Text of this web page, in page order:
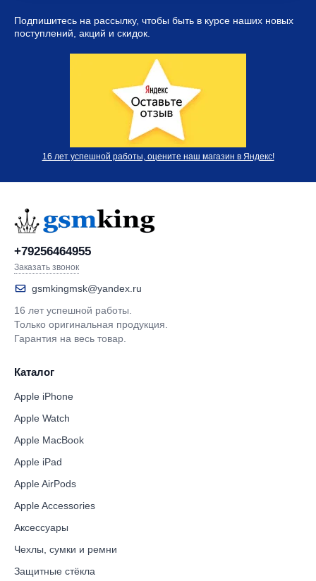
Подпишитесь на рассылку, чтобы быть в курсе наших новых
поступлений, акций и скидок.
16 лет успешной работы, оцените наш магазин в Яндекс!
+79256464955
Заказать звонок
gsmkingmsk@yandex.ru
16 лет успешной работы.
Только оригинальная продукция.
Гарантия на весь товар.
Каталог
Apple iPhone
Apple Watch
Apple MacBook
Apple iPad
Apple AirPods
Apple Accessories
Аксессуары
Чехлы, сумки и ремни
Защитные стёкла